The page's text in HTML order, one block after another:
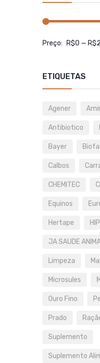
Preço: R$0 —
ETIQUETAS
Agener
Antibiotico
Bayer
Calbos
CHEMITEC
Equinos
Hertape
JA SAUDE
Limpeza
Microsules
Ouro Fino
Prado
Suplemento
Suplemento